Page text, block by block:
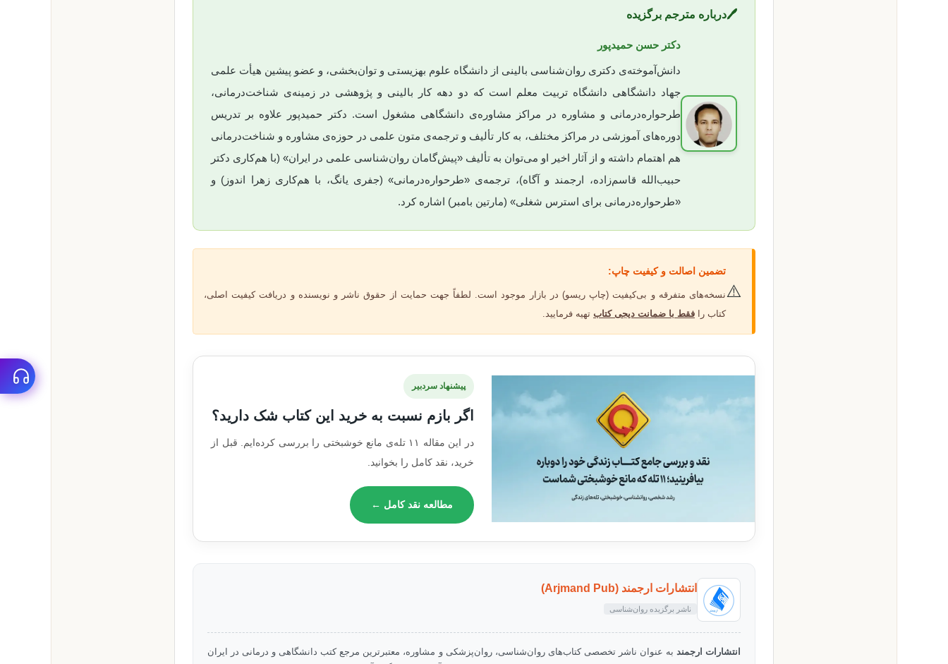
🖊️درباره مترجم برگزیده
دکتر حسن حمیدپور
دانش‌آموخته‌ی دکتری روان‌شناسی بالینی از دانشگاه علوم بهزیستی و توان‌بخشی، و عضو پیشین هیأت علمی
جهاد دانشگاهی دانشگاه تربیت معلم است که دو دهه کار بالینی و پژوهشی در زمینه‌ی شناخت‌درمانی،
طرحواره‌درمانی و مشاوره در مراکز مشاوره‌ی دانشگاهی مشغول است. دکتر حمیدپور علاوه بر تدریس
دوره‌های آموزشی در مراکز مختلف، به کار تألیف و ترجمه‌ی متون علمی در حوزه‌ی مشاوره و شناخت‌درمانی
هم اهتمام داشته و از آثار اخیر او می‌توان به تألیف «پیش‌گامان روان‌شناسی علمی در ایران» (با هم‌کاری دکتر
حبیب‌الله قاسم‌زاده، ارجمند و آگاه)، ترجمه‌ی «طرحواره‌درمانی» (جفری یانگ، با هم‌کاری زهرا اندوز) و
«طرحواره‌درمانی برای استرس شغلی» (مارتین بامبر) اشاره کرد.
⚠️
تضمین اصالت و کیفیت چاپ:
نسخه‌های متفرقه و بی‌کیفیت (چاپ ریسو) در بازار موجود است. لطفاً جهت حمایت از حقوق ناشر و نویسنده و دریافت کیفیت اصلی،
کتاب را فقط با ضمانت دیجی کتاب تهیه فرمایید.
پیشنهاد سردبیر
اگر بازم نسبت به خرید این کتاب شک دارید؟
در این مقاله ۱۱ تله‌ی مانع خوشبختی را بررسی کرده‌ایم. قبل از
خرید، نقد کامل را بخوانید.
مطالعه نقد کامل ←
انتشارات ارجمند (Arjmand Pub)
ناشر برگزیده روان‌شناسی
انتشارات ارجمند به عنوان ناشر تخصصی کتاب‌های روان‌شناسی، روان‌پزشکی و مشاوره، معتبرترین مرجع کتب دانشگاهی و درمانی در ایران